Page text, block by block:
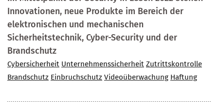
Innovationen, neue Produkte im Bereich der
elektronischen und mechanischen
Sicherheitstechnik, Cyber-Security und der
Brandschutz
Cybersicherheit Unternehmenssicherheit Zutrittskontrolle
Brandschutz Einbruchschutz Videoüberwachung Haftung